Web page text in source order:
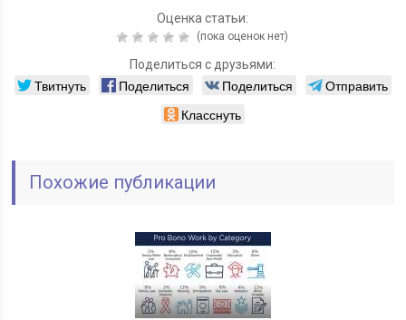
Оценка статьи:
(пока оценок нет)
Поделиться с друзьями:
Твитнуть Поделиться Поделиться
Отправить
Класснуть
Похожие публикации